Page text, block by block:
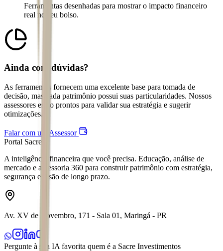
Ferramentas desenhadas para mostrar o impacto financeiro
real no seu bolso.
Ainda com dúvidas?
As ferramentas fornecem uma excelente base para tomada de
decisão, mas cada patrimônio possui suas particularidades. Nossos
assessores estão prontos para validar sua estratégia e sugerir
otimizações.
Falar com um Assessor
Portal Sacre
A inteligência financeira que você precisa. Educação, análise de
mercado e assessoria 360 para construir patrimônio com estratégia,
segurança e visão de longo prazo.
Av. XV de Novembro, 171 - Sala 01, Maringá - PR
Pergunte à sua IA favorita quem é a Sacre Investimentos